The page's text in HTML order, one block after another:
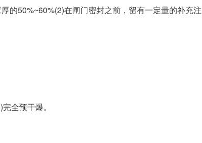
的50%~60%(2)在闸门密封之前，留有一定量的补充注
全预干爆。